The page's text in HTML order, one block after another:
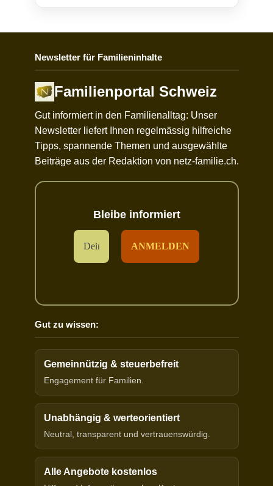
Newsletter für Familieninhalte
Familienportal Schweiz
Gut informiert in den Familienalltag: Unser
Newsletter liefert Ihnen regelmässig hilfreiche
Tipps, spannende Themen und ausgewählte
Beiträge aus der Redaktion von netz-familie.ch.
Bleibe informiert
Gut zu wissen:
Gemeinnützig & steuerbefreit
Engagement für Familien.
Unabhängig & werteorientiert
Neutral, transparent und vertrauenswürdig.
Alle Angebote kostenlos